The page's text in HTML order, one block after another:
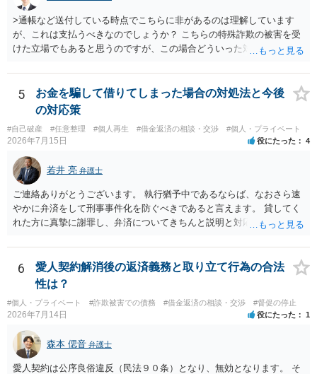
>通帳など送付している時点でこちらに非があるのは理解しています
が、これは支払うべきなのでしょうか？ こちらの特殊詐欺の被害を受
けた立場でもあると思うのですが、この場合どういった対処が必要で
がいいとは思います。 そもそも、特殊詐欺関係なく旦那さんの行為
は法に触れる可能性もあります。 ＞100万を支払わず穏便に和解する
ことは可能でしょうか？ →一般的には難しいです。相談者さんも１０
たら、 できるだけ重い刑罰を与えて欲しい、と思われるのではない
でしょうか。 ＞弁護士さんに入ってもらうことで支払額が下がること
はありますか？ そこはあり得ます、ただ、弁護士費用かけるならその
分賠償に回すことも考えられるので、 兼ね合いは考えてみましょう。
5
お金を騙して借りてしまった場合の対処法と今後
の対応策
#自己破産 #任意整理 #個人再生 #借金返済の相談・交渉 #個人・プライベート
2026年7月15日 役にたった 4
若井 亮 弁護士
ご連絡ありがとうございます。 執行猶予中であるならば、なおさら速
やかに弁済をして刑事事件化を防ぐべきであると言えます。 貸してく
れた方に真摯に謝罪し、弁済についてきちんと説明と対応を行ってい
6
愛人契約解消後の返済義務と取り立て行為の合法
性は？
#個人・プライベート #詐欺被害での債務 #借金返済の相談・交渉 #督促の停止
2026年7月14日 役にたった 1
森本 偲音 弁護士
愛人契約は公序良俗違反（民法９０条）となり、無効となります。 そ